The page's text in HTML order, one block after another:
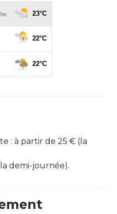
: à partir de 25 € (la
demi-journée).